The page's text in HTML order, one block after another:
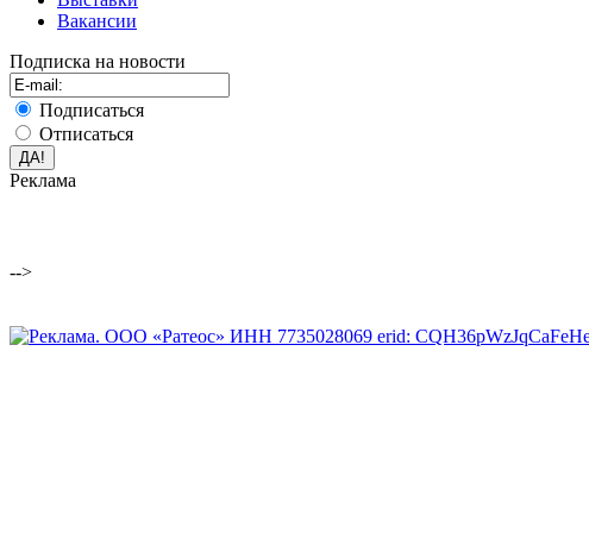
Вакансии
Подписка на новости
Подписаться
Отписаться
Реклама
-->